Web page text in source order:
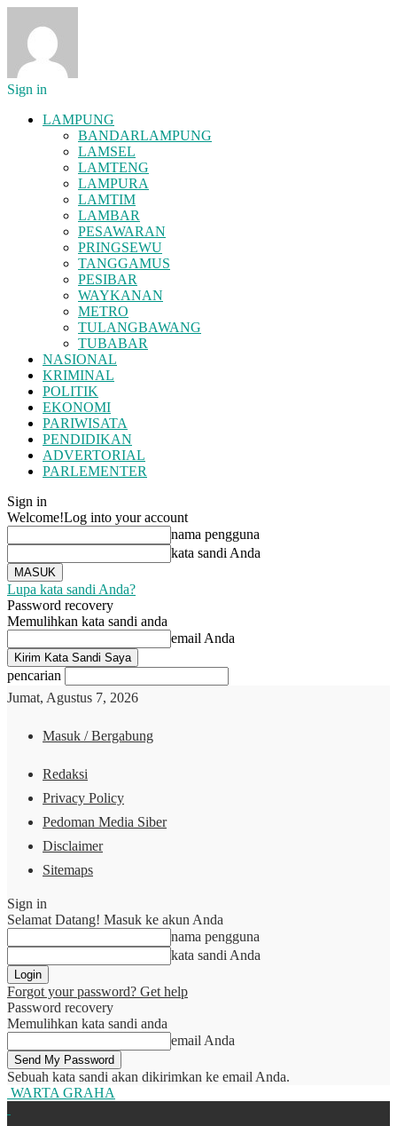
Sign in
LAMPUNG
BANDARLAMPUNG
LAMSEL
LAMTENG
LAMPURA
LAMTIM
LAMBAR
PESAWARAN
PRINGSEWU
TANGGAMUS
PESIBAR
WAYKANAN
METRO
TULANGBAWANG
TUBABAR
NASIONAL
KRIMINAL
POLITIK
EKONOMI
PARIWISATA
PENDIDIKAN
ADVERTORIAL
PARLEMENTER
Sign in
Welcome!Log into your account
nama pengguna
kata sandi Anda
Lupa kata sandi Anda?
Password recovery
Memulihkan kata sandi anda
email Anda
pencarian
Jumat, Agustus 7, 2026
Masuk / Bergabung
Redaksi
Privacy Policy
Pedoman Media Siber
Disclaimer
Sitemaps
Sign in
Selamat Datang! Masuk ke akun Anda
nama pengguna
kata sandi Anda
Forgot your password? Get help
Password recovery
Memulihkan kata sandi anda
email Anda
Sebuah kata sandi akan dikirimkan ke email Anda.
WARTA GRAHA